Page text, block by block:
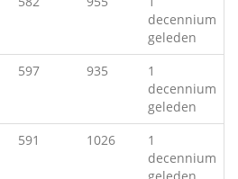
decennium
geleden
597 935
1
decennium
geleden
591 1026
1
decennium